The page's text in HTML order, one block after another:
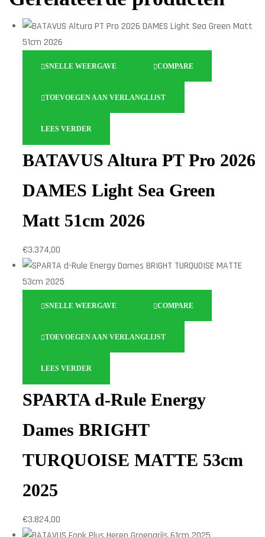
SNELLE WEERGAVE COMPARE
TOEVOEGEN AAN VERLANGLIJST
LEES VERDER
BATAVUS Altura PT Pro 2026
DAMES Light Sea Green
Matt 51cm 2026
€3.374,00
SNELLE WEERGAVE COMPARE
TOEVOEGEN AAN VERLANGLIJST
LEES VERDER
SPARTA d-Rule Energy
Dames BRIGHT
TURQUOISE MATTE 53cm
2025
€3.824,00